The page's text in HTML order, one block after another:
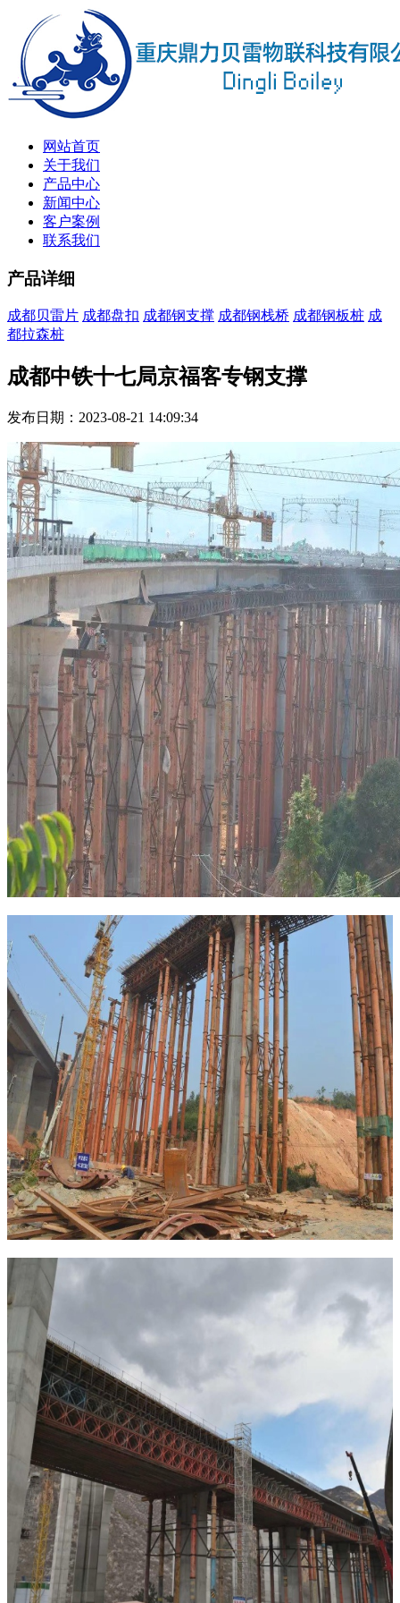
网站首页
关于我们
产品中心
新闻中心
客户案例
联系我们
产品详细
成都贝雷片 成都盘扣 成都钢支撑 成都钢栈桥 成都钢板桩 成
都拉森桩
成都中铁十七局京福客专钢支撑
发布日期：2023-08-21 14:09:34